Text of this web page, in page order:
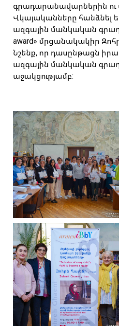
գրադարանավարներին ու
Վկայականները հանձնել
ազգային մանկական
award» մրցանակակիր
Նշենք, որ դասընթացն
ազգային մանկական
աջակցությամբ: